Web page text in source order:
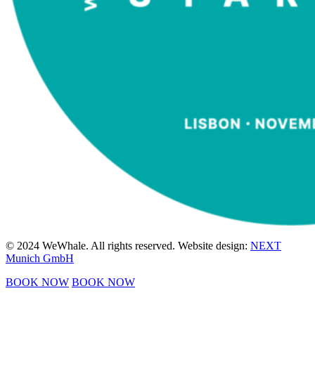
© 2024 WeWhale. All rights reserved. Website design: NEXT
Munich GmbH
BOOK NOW BOOK NOW